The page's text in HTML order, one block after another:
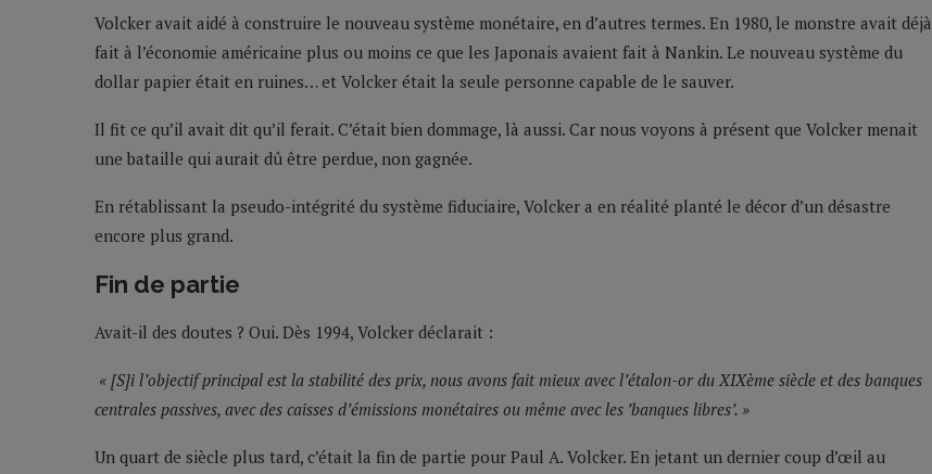
Volcker avait aidé à construire le nouveau système monétaire, en d’autres termes. En 1980, le monstre avait déjà
fait à l’économie américaine plus ou moins ce que les Japonais avaient fait à Nankin. Le nouveau système du
dollar papier était en ruines… et Volcker était la seule personne capable de le sauver.
Il fit ce qu’il avait dit qu’il ferait. C’était bien dommage, là aussi. Car nous voyons à présent que Volcker menait
une bataille qui aurait dû être perdue, non gagnée.
En rétablissant la pseudo-intégrité du système fiduciaire, Volcker a en réalité planté le décor d’un désastre
encore plus grand.
Fin de partie
Avait-il des doutes ? Oui. Dès 1994, Volcker déclarait :
« [S]i l’objectif principal est la stabilité des prix, nous avons fait mieux avec l’étalon-or du XIXème siècle et des banques
centrales passives, avec des caisses d’émissions monétaires ou même avec les ’banques libres’. »
Un quart de siècle plus tard, c’était la fin de partie pour Paul A. Volcker. En jetant un dernier coup d’œil au